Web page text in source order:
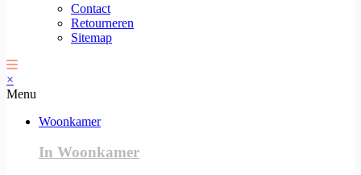
Contact
Retourneren
Sitemap
×
Menu
Woonkamer
In Woonkamer